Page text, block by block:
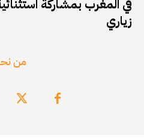
في المغرب بمشاركة
زياري
من